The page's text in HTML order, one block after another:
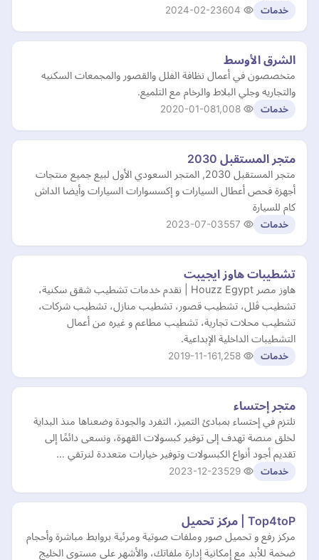
خدمات 2024-02-23
الشرق الأوسط
متخصصون في أعمال نظافة الفلل والقصور والمجمعات السكنيه
والتجاريه وجلي البلاط والرخام مع التلميع.
خدمات 2020-01-08
متجر المستقبل 2030
متجر المستقبل 2030, المتجر السعودي الأول لبيع جميع منتجات
أجهزة فحص أعطال السيارات و إكسسوارات السيارات وأيضا الداش
كام للسيارة
خدمات 2023-07-03
تشطيبات هاوز ايجيبت
هاوز مصر Houzz Egypt | نقدم خدمات تشطيب شقق سكنية،
تشطيب ڤلل، تشطيب قصور، تشطيب منازل، تشطيب شركات،
تشطيب محلات تجارية، تشطيب مطاعم و غيره من أعمال
التشطيبات الداخلية الإبداعية.
خدمات 2019-11-16
متجر إحتساء
نلتزم في إحتساء بمبادئ التميز، التفرد والجودة وضعناها منذ البداية
لخلق منصة تهدف إلى توفير كبسولات القهوة، ونسعى دائمًا إلى
تقديم أجود أنواع الكبسولات وتوفير خيارات متعددة لنرتقي …
خدمات 2023-12-23
Top4toP | مركز تحميل
مركز رفع و تحميل صور وملفات صوتية ومرئية بروابط مباشرة وأحجام
ضخمة للأبد مع إمكانية إدارة ملفاتك، والأشهر على مستوى الخليج